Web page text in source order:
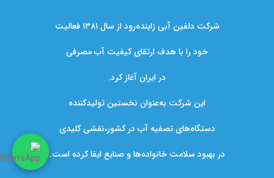
شرکت دلفین آبی زاینده‌رود از سال ۱۳۸۱ فعالیت
خود را با هدف ارتقای کیفیت آب مصرفی
در ایران آغاز کرد.
این شرکت به‌عنوان نخستین تولیدکننده
دستگاه‌های تصفیه آب در کشور،نقشی کلیدی
در بهبود سلامت خانواده‌ها و صنایع ایفا کرده است.